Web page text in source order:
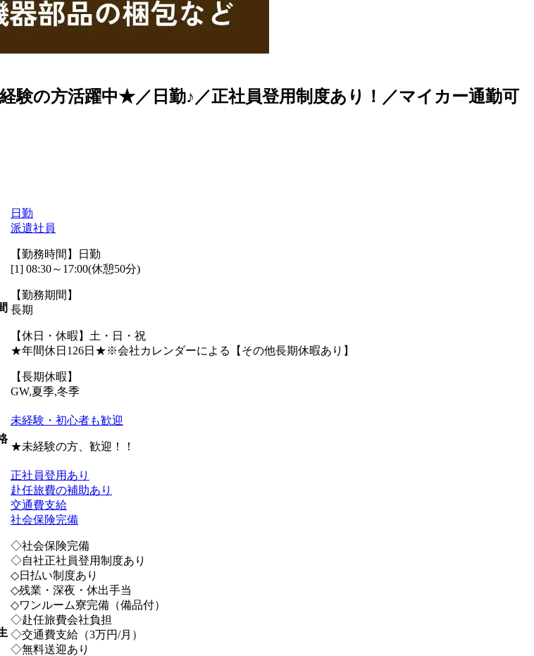
験の方活躍中★／日勤♪／正社員登用制度あり！／マイカー通勤可
日勤
派遣社員
【勤務時間】日勤
[1] 08:30～17:00(休憩50分)
【勤務期間】
長期
【休日・休暇】土・日・祝
★年間休日126日★※会社カレンダーによる【その他長期休暇あり】
【長期休暇】
GW,夏季,冬季
未経験・初心者も歓迎
★未経験の方、歓迎！！
正社員登用あり
赴任旅費の補助あり
交通費支給
社会保険完備
◇社会保険完備
◇自社正社員登用制度あり
◇日払い制度あり
◇残業・深夜・休出手当
◇ワンルーム寮完備（備品付）
◇赴任旅費会社負担
◇交通費支給（3万円/月）
◇無料送迎あり